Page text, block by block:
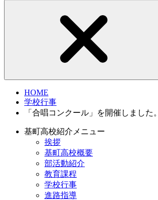
HOME
学校行事
「合唱コンクール」を開催しました。
基町高校紹介メニュー
挨拶
基町高校概要
部活動紹介
教育課程
学校行事
進路指導